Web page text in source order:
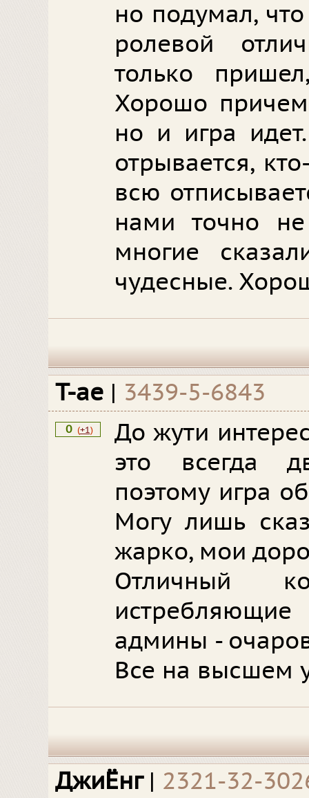
но подумал,
ролевой
только
Хорошо
но и игра
отрывается,
всю
нами точно
многие
чудесные.
T-ae | 3439-5-6843
0 (+1)
До жути
это всегда
поэтому игра
Могу лишь
жарко, мои
Отличный
админы -
Все на высшем
ДжиЁнг | 2321-32-